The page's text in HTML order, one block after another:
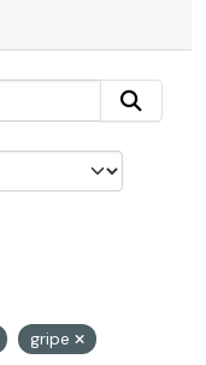
gripe